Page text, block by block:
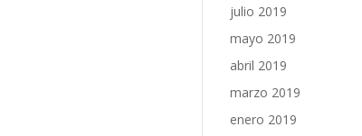
julio 2019
mayo 2019
abril 2019
marzo 2019
enero 2019